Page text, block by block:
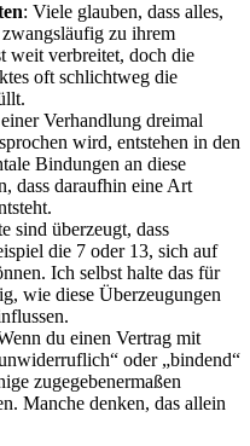
: Viele glauben, dass alles,
zu ihrem
weit verbreitet, doch die
oft schlichtweg die
Verhandlung dreimal
wird, entstehen in den
Bindungen an diese
dass daraufhin eine Art
sind überzeugt, dass
die 7 oder 13, sich auf
Ich selbst halte das für
wie diese Überzeugungen
du einen Vertrag mit
oder „bindend“
zugegebenermaßen
Manche denken, das allein